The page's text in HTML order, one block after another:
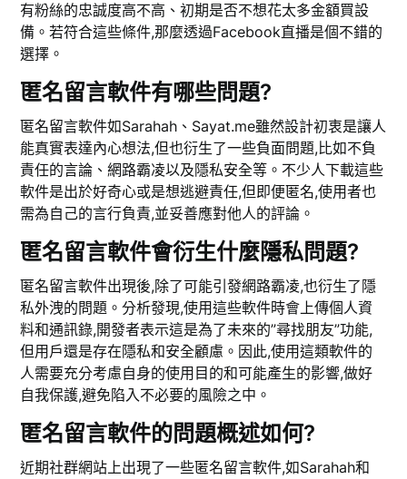
有粉絲的忠誠度高不高、初期是否不想花太多金額買設
備。若符合這些條件,那麼透過Facebook直播是個不錯的
選擇。
匿名留言軟件有哪些問題?
匿名留言軟件如Sarahah、Sayat.me雖然設計初衷是讓人
能真實表達內心想法,但也衍生了一些負面問題,比如不負
責任的言論、網路霸凌以及隱私安全等。不少人下載這些
軟件是出於好奇心或是想逃避責任,但即便匿名,使用者也
需為自己的言行負責,並妥善應對他人的評論。
匿名留言軟件會衍生什麼隱私問題?
匿名留言軟件出現後,除了可能引發網路霸凌,也衍生了隱
私外洩的問題。分析發現,使用這些軟件時會上傳個人資
料和通訊錄,開發者表示這是為了未來的”尋找朋友”功能,
但用戶還是存在隱私和安全顧慮。因此,使用這類軟件的
人需要充分考慮自身的使用目的和可能產生的影響,做好
自我保護,避免陷入不必要的風險之中。
匿名留言軟件的問題概述如何?
近期社群網站上出現了一些匿名留言軟件,如Sarahah和